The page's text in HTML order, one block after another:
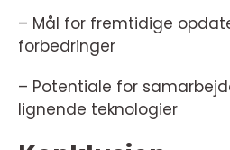
– Mål for fremtidige
forbedringer
– Potentiale for
lignende teknologier